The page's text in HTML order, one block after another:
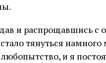
и распрощавшись с
тянуться
и я